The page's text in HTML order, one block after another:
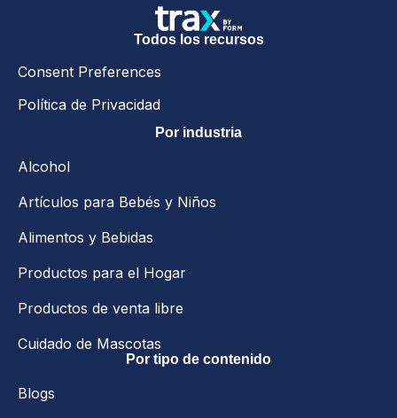
Todos los recursos
Consent Preferences
Política de Privacidad
Por industria
Alcohol
Artículos para Bebés y Niños
Alimentos y Bebidas
Productos para el Hogar
Productos de venta libre
Cuidado de Mascotas
Por tipo de contenido
Blogs